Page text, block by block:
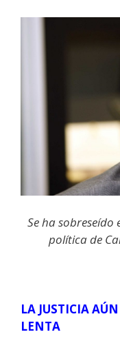
Se ha sobreseído
política de
LA JUSTICIA
LENTA